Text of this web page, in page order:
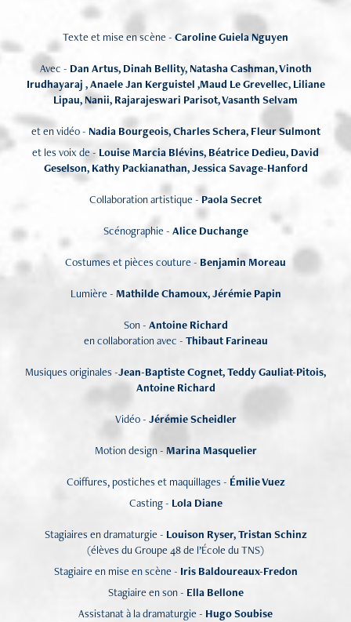
Texte et mise en scène - Caroline Guiela Nguyen
Avec - Dan Artus, Dinah Bellity, Natasha Cashman, Vinoth
Irudhayaraj , Anaele Jan Kerguistel ,Maud Le Grevellec, Liliane
Lipau, Nanii, Rajarajeswari Parisot, Vasanth Selvam
et en vidéo - Nadia Bourgeois, Charles Schera, Fleur Sulmont
et les voix de - Louise Marcia Blévins, Béatrice Dedieu, David
Geselson, Kathy Packianathan, Jessica Savage-Hanford
Collaboration artistique -Paola Secret
Scénographie - Alice Duchange
Costumes et pièces couture - Benjamin Moreau
Lumière - Mathilde Chamoux, Jérémie Papin
Son - Antoine Richard
en collaboration avec - Thibaut Farineau
Musiques originales -Jean-Baptiste Cognet, Teddy Gauliat-Pitois,
Antoine Richard
Vidéo - Jérémie Scheidler
Motion design - Marina Masquelier
Coiffures, postiches et maquillages - Émilie Vuez
Casting - Lola Diane
Stagiaires en dramaturgie - Louison Ryser, Tristan Schinz
(élèves du Groupe 48 de l’École du TNS)
Stagiaire en mise en scène - Iris Baldoureaux-Fredon
Stagiaire en son - Ella Bellone
Assistanat à la dramaturgie - Hugo Soubise